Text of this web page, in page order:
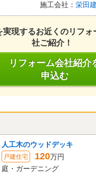
施工会社： 栄田
実現するお近くのリフォ
社ご紹介！
リフォーム会社紹介
申込む
人工木のウッドデッキ
戸建住宅 120万円
庭・ガーデニング